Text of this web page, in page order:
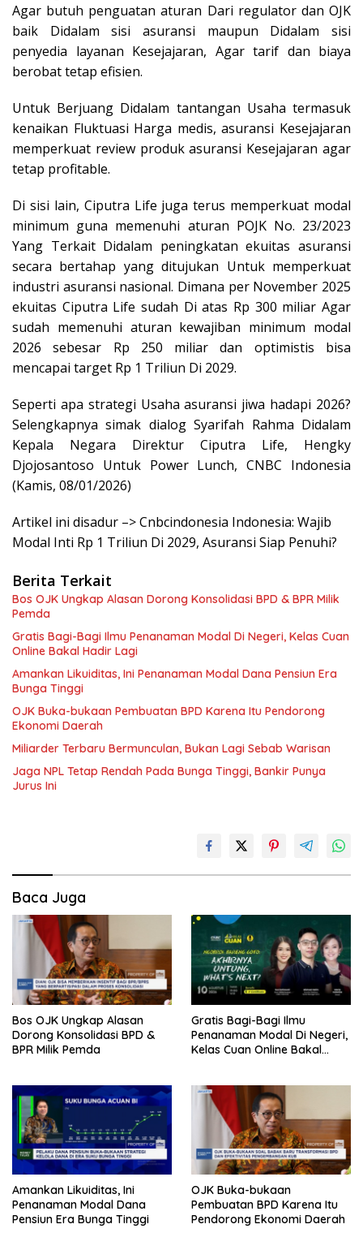
Agar butuh penguatan aturan Dari regulator dan OJK
baik Didalam sisi asuransi maupun Didalam sisi
penyedia layanan Kesejajaran, Agar tarif dan biaya
berobat tetap efisien.
Untuk Berjuang Didalam tantangan Usaha termasuk
kenaikan Fluktuasi Harga medis, asuransi Kesejajaran
memperkuat review produk asuransi Kesejajaran agar
tetap profitable.
Di sisi lain, Ciputra Life juga terus memperkuat modal
minimum guna memenuhi aturan POJK No. 23/2023
Yang Terkait Didalam peningkatan ekuitas asuransi
secara bertahap yang ditujukan Untuk memperkuat
industri asuransi nasional. Dimana per November 2025
ekuitas Ciputra Life sudah Di atas Rp 300 miliar Agar
sudah memenuhi aturan kewajiban minimum modal
2026 sebesar Rp 250 miliar dan optimistis bisa
mencapai target Rp 1 Triliun Di 2029.
Seperti apa strategi Usaha asuransi jiwa hadapi 2026?
Selengkapnya simak dialog Syarifah Rahma Didalam
Kepala Negara Direktur Ciputra Life, Hengky
Djojosantoso Untuk Power Lunch, CNBC Indonesia
(Kamis, 08/01/2026)
Artikel ini disadur –> Cnbcindonesia Indonesia: Wajib
Modal Inti Rp 1 Triliun Di 2029, Asuransi Siap Penuhi?
Berita Terkait
Bos OJK Ungkap Alasan Dorong Konsolidasi BPD & BPR Milik
Pemda
Gratis Bagi-Bagi Ilmu Penanaman Modal Di Negeri, Kelas Cuan
Online Bakal Hadir Lagi
Amankan Likuiditas, Ini Penanaman Modal Dana Pensiun Era
Bunga Tinggi
OJK Buka-bukaan Pembuatan BPD Karena Itu Pendorong
Ekonomi Daerah
Miliarder Terbaru Bermunculan, Bukan Lagi Sebab Warisan
Jaga NPL Tetap Rendah Pada Bunga Tinggi, Bankir Punya
Jurus Ini
Baca Juga
Bos OJK Ungkap Alasan
Dorong Konsolidasi BPD &
BPR Milik Pemda
Gratis Bagi-Bagi Ilmu
Penanaman Modal Di Negeri,
Kelas Cuan Online Bakal
Amankan Likuiditas, Ini
Penanaman Modal Dana
Pensiun Era Bunga Tinggi
OJK Buka-bukaan
Pembuatan BPD Karena Itu
Pendorong Ekonomi Daerah